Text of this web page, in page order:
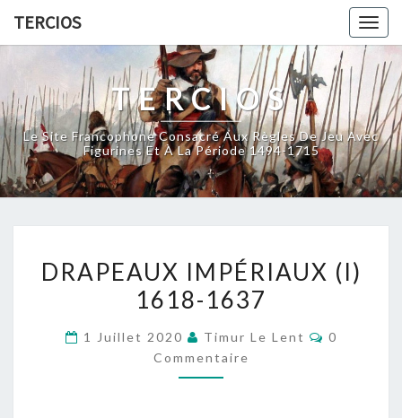
TERCIOS
TERCIOS
Le Site Francophone Consacré Aux Règles De Jeu Avec
Figurines Et À La Période 1494-1715
IMPÉRIAUX
(I)
DRAPEAUX IMPÉRIAUX (I)
1618-1637
1 Juillet 2020 Timur Le Lent
0
Commentaire